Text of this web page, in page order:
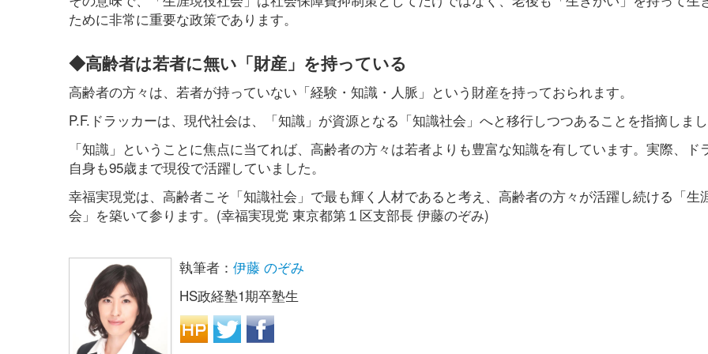
ために非常に重要な政策であります。
◆高齢者は若者に無い「財産」を持っている
高齢者の方々は、若者が持っていない「経験・知識・人脈」という財産を持っておられます。
P.F.ドラッカーは、現代社会は、「知識」が資源となる「知識社会」へと移行しつつあることを指摘しまし
「知識」ということに焦点に当てれば、高齢者の方々は若者よりも豊富な知識を有しています。実際、ド
自身も95歳まで現役で活躍していました。
幸福実現党は、高齢者こそ「知識社会」で最も輝く人材であると考え、高齢者の方々が活躍し続ける「生
会」を築いて参ります。(幸福実現党 東京都第１区支部長 伊藤のぞみ)
執筆者： 伊藤 のぞみ
HS政経塾1期卒塾生